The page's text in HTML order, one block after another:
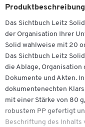
Produktbeschreibung
Das Sichtbuch Leitz
der Organisation Ihrer
Solid wahlweise mit 20
Das Sichtbuch Leitz
die Ablage,
Dokumente und Akten.
dokumentenechten
mit einer Stärke von 80
robustem PP gefertigt
Beschriftung des Inhalts